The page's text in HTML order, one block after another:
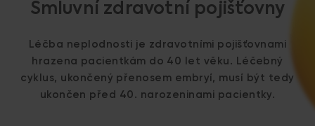
RS
PL
UA
Smluvní zdravotní pojišťovny
Léčba neplodnosti je zdravotními pojišťovnami
hrazena pacientkám do 40 let věku. Léčebný
cyklus, ukončený přenosem embryí, musí být tedy
ukončen před 40. narozeninami pacientky.